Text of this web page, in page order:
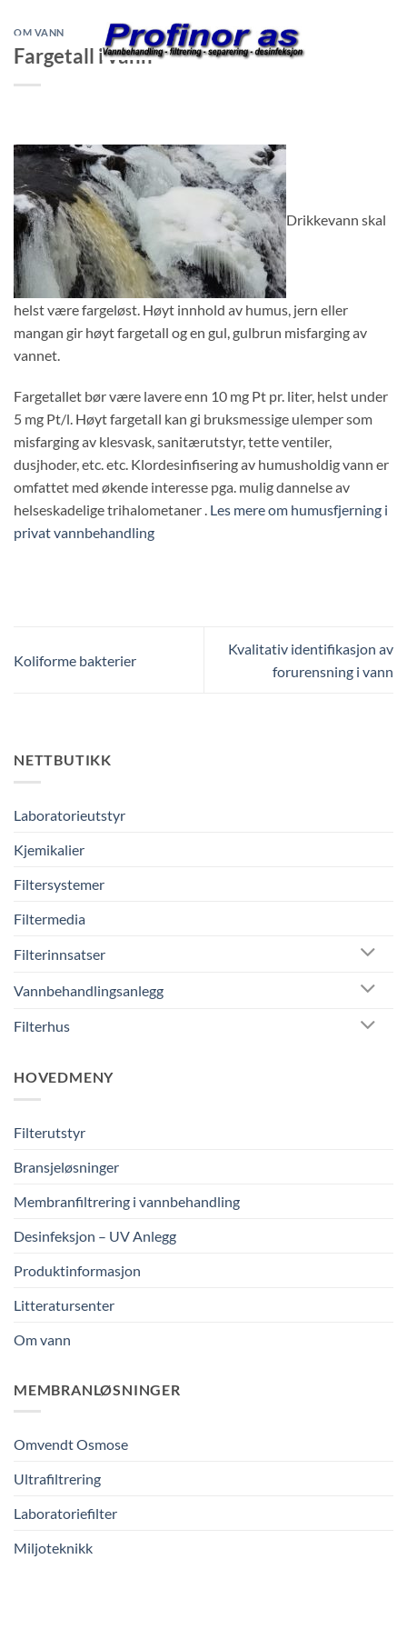
content
NETTBUTIKK
Laboratorieutstyr
Kjemikalier
Filtersystemer
Filtermedia
Filterinnsatser
Vannbehandlingsanlegg
Filterhus
HOVEDMENY
Filterutstyr
Bransjeløsninger
Membranfiltrering i vannbehandling
Desinfeksjon – UV Anlegg
Produktinformasjon
Litteratursenter
Om vann
MEMBRANLØSNINGER
Omvendt Osmose
Ultrafiltrering
Laboratoriefilter
Miljoteknikk
OM VANN
Fargetall i vann
Drikkevann skal
helst være fargeløst. Høyt innhold av humus, jern eller
mangan gir høyt fargetall og en gul, gulbrun misfarging av
vannet.
Fargetallet bør være lavere enn 10 mg Pt pr. liter, helst under
5 mg Pt/l. Høyt fargetall kan gi bruksmessige ulemper som
misfarging av klesvask, sanitærutstyr, tette ventiler,
dusjhoder, etc. etc. Klordesinfisering av humusholdig vann er
omfattet med økende interesse pga. mulig dannelse av
helseskadelige trihalometaner . Les mere om humusfjerning i
privat vannbehandling
Koliforme bakterier
Kvalitativ identifikasjon av
forurensning i vann